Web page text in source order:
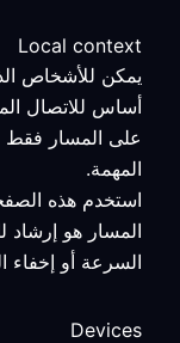
Local context
يمكن للأشخاص
أساس للاتصال
على المسار فقط
المهمة.
استخدم هذه
المسار هو إرشاد
السرعة أو إخفاء
Devices